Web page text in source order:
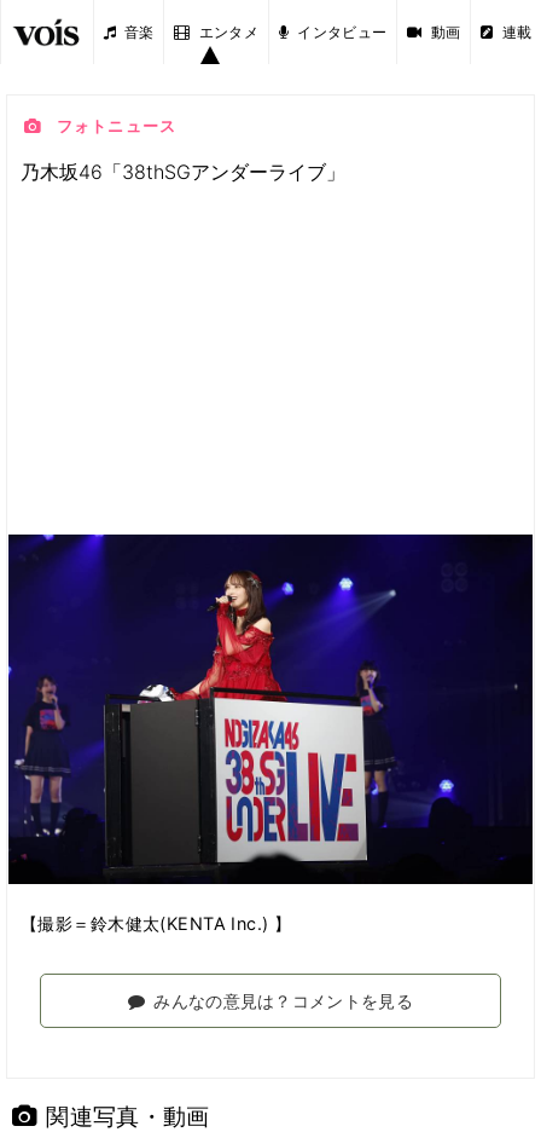
音楽 エンタメ インタビュー 動画 連載
フォトニュース
乃木坂46「38thSGアンダーライブ」
【撮影＝鈴木健太(KENTA Inc.) 】
みんなの意見は？コメントを見る
関連写真・動画